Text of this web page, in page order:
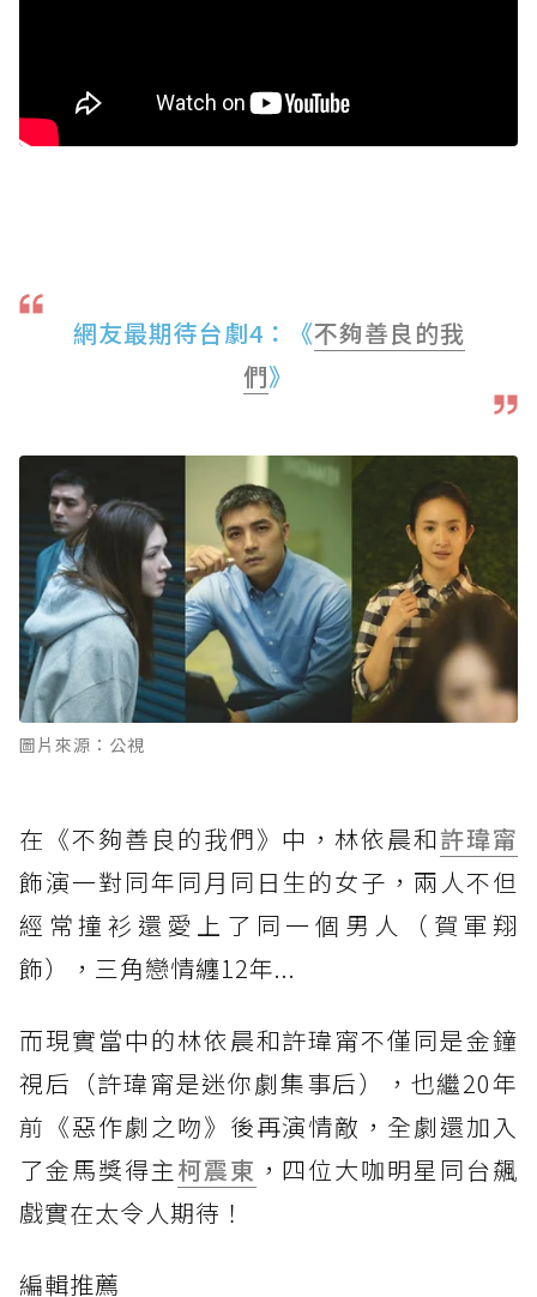
網友最期待台劇4：《不夠善良的我
們》
圖片來源：公視
在《不夠善良的我們》中，林依晨和許瑋甯
飾演一對同年同月同日生的女子，兩人不但
經常撞衫還愛上了同一個男人（賀軍翔
飾），三角戀情纏12年...
而現實當中的林依晨和許瑋甯不僅同是金鐘
視后（許瑋甯是迷你劇集事后），也繼20年
前《惡作劇之吻》後再演情敵，全劇還加入
了金馬獎得主柯震東 ，四位大咖明星同台飆
戲實在太令人期待！
編輯推薦